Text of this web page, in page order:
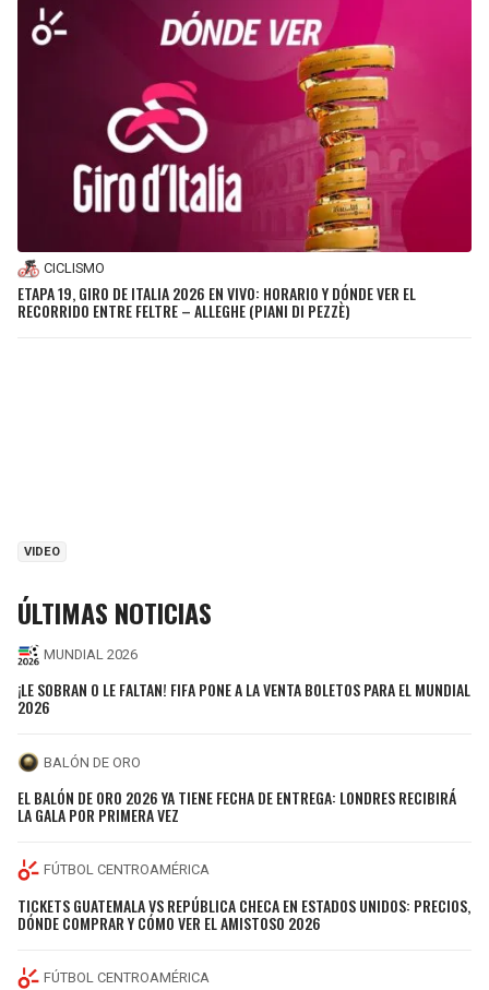
CICLISMO
ETAPA 19, GIRO DE ITALIA 2026 EN VIVO: HORARIO Y DÓNDE VER EL
RECORRIDO ENTRE FELTRE – ALLEGHE (PIANI DI PEZZÈ)
VIDEO
ÚLTIMAS NOTICIAS
MUNDIAL 2026
¡LE SOBRAN O LE FALTAN! FIFA PONE A LA VENTA BOLETOS PARA EL MUNDIAL
2026
BALÓN DE ORO
EL BALÓN DE ORO 2026 YA TIENE FECHA DE ENTREGA: LONDRES RECIBIRÁ
LA GALA POR PRIMERA VEZ
FÚTBOL CENTROAMÉRICA
TICKETS GUATEMALA VS REPÚBLICA CHECA EN ESTADOS UNIDOS: PRECIOS,
DÓNDE COMPRAR Y CÓMO VER EL AMISTOSO 2026
FÚTBOL CENTROAMÉRICA